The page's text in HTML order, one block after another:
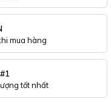
mua hàng
tốt nhất